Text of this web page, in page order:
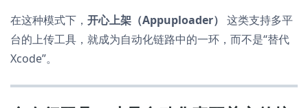
在这种模式下， 开心上架（Appuploader） 这类支持多平
台的上传工具，就成为自动化链路中的一环，而不是“替代
Xcode”。